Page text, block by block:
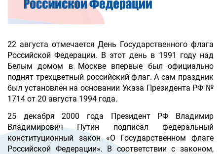
22 августа отмечается День Государственного флага
Российской Федерации. В этот день в 1991 году над
Белым домом в Москве впервые был официально
поднят трехцветный российский флаг. А сам праздник
был установлен на основании Указа Президента РФ №
1714 от 20 августа 1994 года.
25 декабря 2000 года Президент РФ Владимир
Владимирович Путин подписал федеральный
конституционный закон «О Государственном флаге
Российской Федерации». В соответствии с законом,